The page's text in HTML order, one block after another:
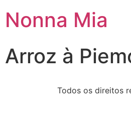
Nonna Mia
Arroz à
Todos os direitos